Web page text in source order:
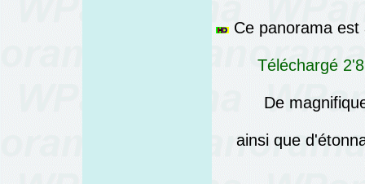
Ce panorama est
Téléchargé
De
ainsi que